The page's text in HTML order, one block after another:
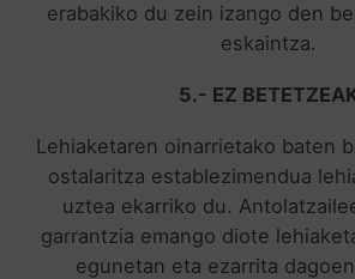
erabakiko du zein izango den
eskaintza.
5.- EZ
Lehiaketaren oinarrietako baten
ostalaritza establezimendua
uztea ekarriko du.
garrantzia emango diote
egunetan eta ezarrita